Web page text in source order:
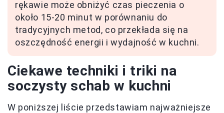
rękawie może obniżyć czas pieczenia o
około 15-20 minut w porównaniu do
tradycyjnych metod, co przekłada się na
oszczędność energii i wydajność w kuchni.
Ciekawe techniki i triki na
soczysty schab w kuchni
W poniższej liście przedstawiam najważniejsze